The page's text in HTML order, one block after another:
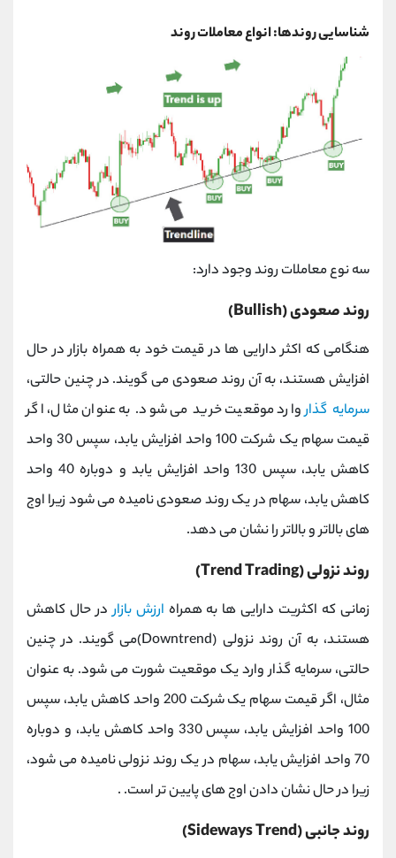
شناسایی روندها: انواع معاملات روند
سه نوع معاملات روند وجود دارد:
روند صعودی (Bullish)
هنگامی که اکثر دارایی ها در قیمت خود به همراه بازار در حال
افزایش هستند، به آن روند صعودی می گویند. در چنین حالتی،
سرمایه گذاروارد موقعیت خرید می شود. به عنوان مثال، اگر
قیمت سهام یک شرکت 100 واحد افزایش یابد، سپس 30 واحد
کاهش یابد، سپس 130 واحد افزایش یابد و دوباره 40 واحد
کاهش یابد، سهام در یک روند صعودی نامیده می شود زیرا اوج
های بالاتر و بالاتر را نشان می دهد.
روند نزولی (Trend Trading)
زمانی که اکثریت دارایی ها به همراه ارزش بازاردر حال کاهش
هستند، به آن روند نزولی (Downtrend)می گویند. در چنین
حالتی، سرمایه گذار وارد یک موقعیت شورت می شود. به عنوان
مثال، اگر قیمت سهام یک شرکت 200 واحد کاهش یابد، سپس
100 واحد افزایش یابد، سپس 330 واحد کاهش یابد، و دوباره
70 واحد افزایش یابد، سهام در یک روند نزولی نامیده می شود،
زیرا در حال نشان دادن اوج های پایین تر است. .
روند جانبی (Sideways Trend)